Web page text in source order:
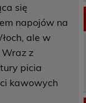
się
napojów na
ale w
z
picia
kawowych